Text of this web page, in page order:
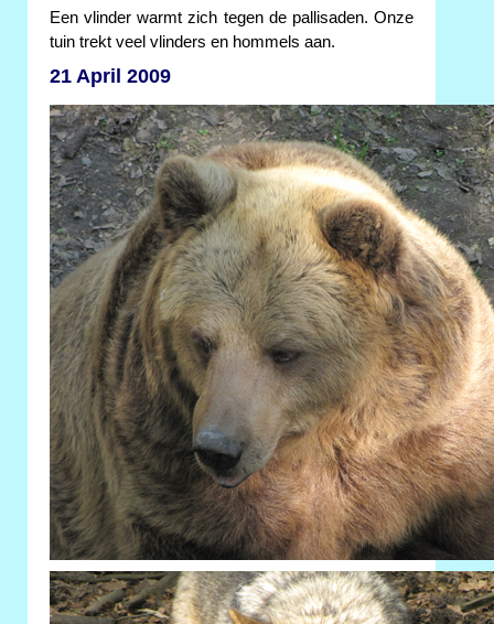
Een vlinder warmt zich tegen de pallisaden. Onze
tuin trekt veel vlinders en hommels aan.
21 April 2009